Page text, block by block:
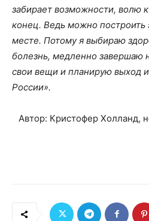
забирает возможности, волю
конец. Ведь можно построить
месте. Потому я выбираю
болезнь, медленно завершаю
свои вещи и планирую выход
России».
Автор: Кристофер Холланд,